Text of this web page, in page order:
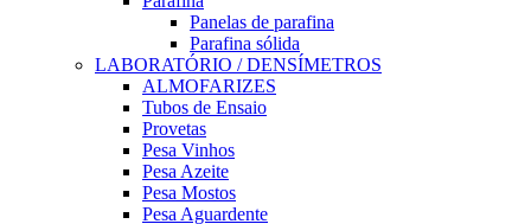
Panelas de parafina
Parafina sólida
LABORATÓRIO / DENSÍMETROS
ALMOFARIZES
Tubos de Ensaio
Provetas
Pesa Vinhos
Pesa Azeite
Pesa Mostos
Pesa Aguardente